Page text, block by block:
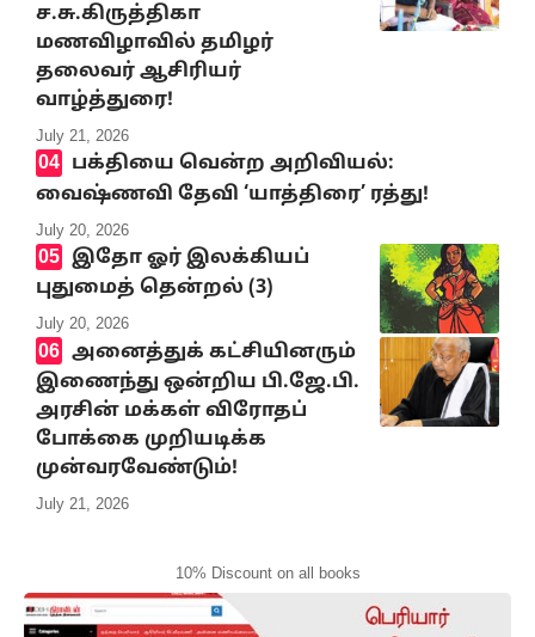
ச.சு.கிருத்திகா
மணவிழாவில் தமிழர்
தலைவர் ஆசிரியர்
வாழ்த்துரை!
July 21, 2026
பக்தியை வென்ற அறிவியல்:
வைஷ்ணவி தேவி ‘யாத்திரை’ ரத்து!
July 20, 2026
இதோ ஓர் இலக்கியப்
புதுமைத் தென்றல் (3)
July 20, 2026
அனைத்துக் கட்சியினரும்
இணைந்து ஒன்றிய பி.ஜே.பி.
அரசின் மக்கள் விரோதப்
போக்கை முறியடிக்க
முன்வரவேண்டும்!
July 21, 2026
10% Discount on all books